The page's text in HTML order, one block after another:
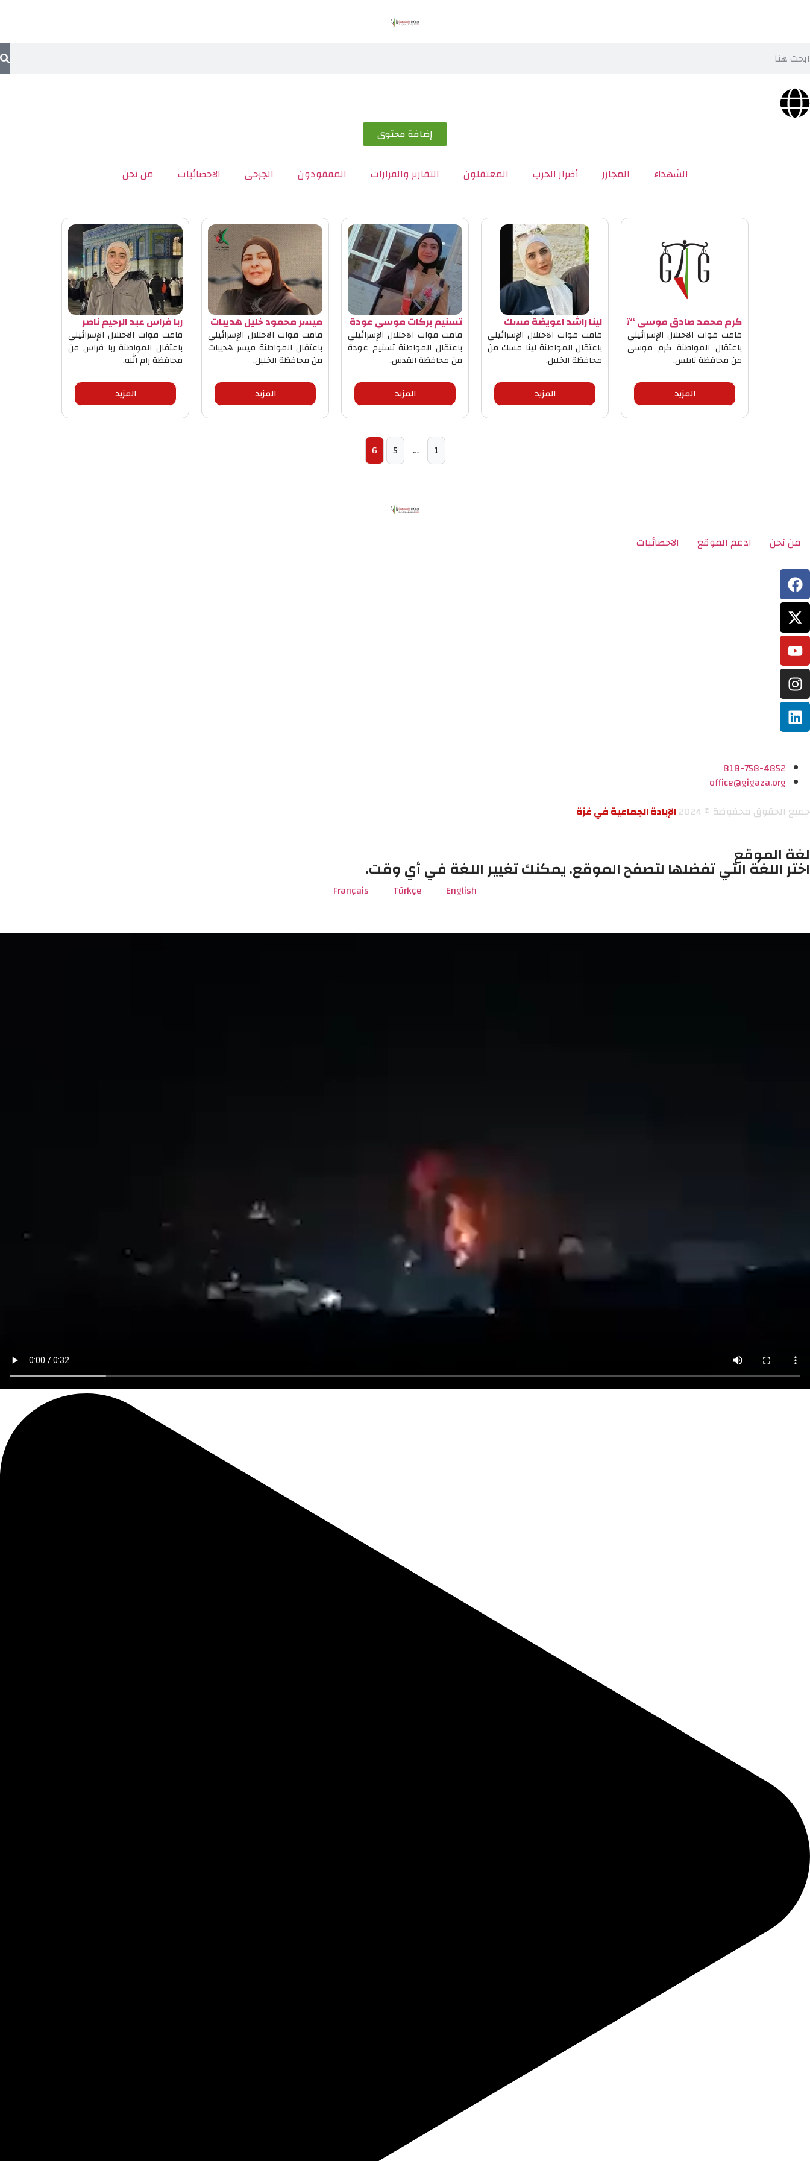
إضافة محتوى
الشهداء المجازر أضرار الحرب المعتقلون التقارير والقرارات المفقودون الجرحى الاحصائيات من نحن
كرم محمد صادق موسى “ترابي”
قامت قوات الاحتلال الإسرائيلي
باعتقال المواطنة كرم موسى
من محافظة نابلس.
المزيد
لينا راشد اعويضة مسك
قامت قوات الاحتلال الإسرائيلي
باعتقال المواطنة لينا مسك من
محافظة الخليل.
المزيد
تسنيم بركات موسي عودة
قامت قوات الاحتلال الإسرائيلي
باعتقال المواطنة تسنيم عودة
من محافظة القدس.
المزيد
ميسر محمود خليل هديبات
قامت قوات الاحتلال الإسرائيلي
باعتقال المواطنة ميسر هديبات
من محافظة الخليل.
المزيد
ربا فراس عبد الرحيم ناصر
قامت قوات الاحتلال الإسرائيلي
باعتقال المواطنة ربا فراس من
محافظة رام الله.
المزيد
1
…
5
6
من نحن ادعم الموقع الاحصائيات
818-758-4852
office@gigaza.org
جميع الحقوق محفوظة © 2024
الإبادة الجماعية في غزة
لغة الموقع
اختر اللغة التي تفضلها لتصفح الموقع. يمكنك تغيير اللغة في أي وقت.
English
Türkçe
Français